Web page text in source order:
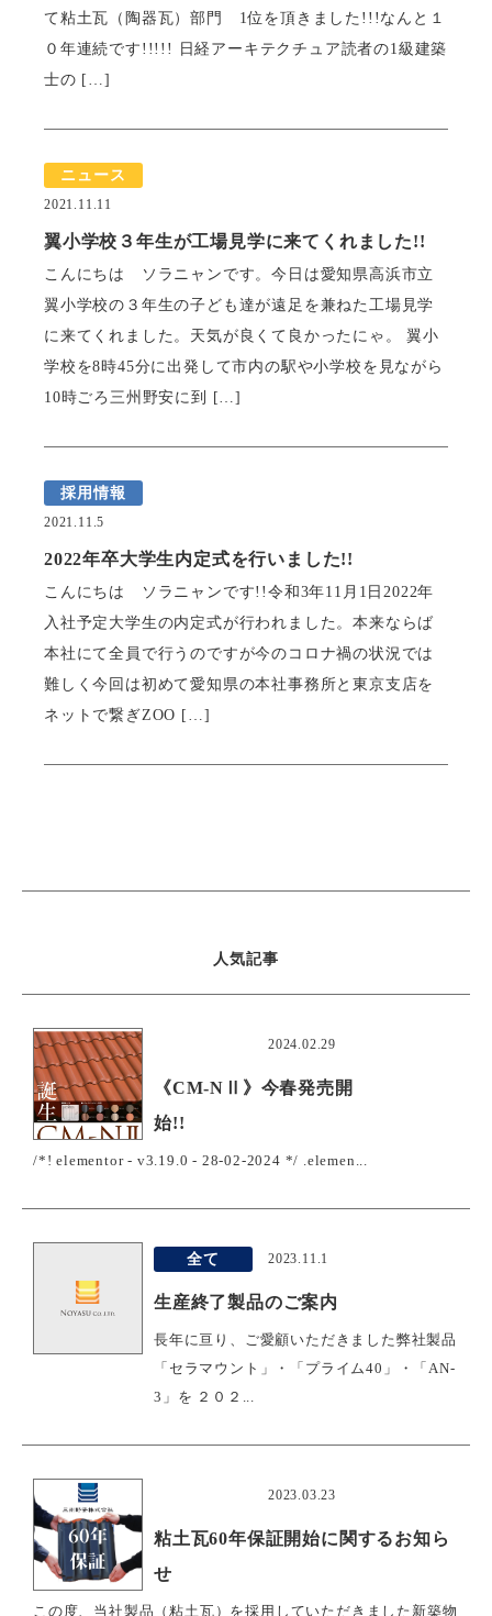
て粘土瓦（陶器瓦）部門 1位を頂きました!!!なんと１
０年連続です!!!!! 日経アーキテクチュア読者の1級建築
士の […]
ニュース
2021.11.11
翼小学校３年生が工場見学に来てくれました!!
こんにちは ソラニャンです。今日は愛知県高浜市立
翼小学校の３年生の子ども達が遠足を兼ねた工場見学
に来てくれました。天気が良くて良かったにゃ。 翼小
学校を8時45分に出発して市内の駅や小学校を見ながら
10時ごろ三州野安に到 […]
採用情報
2021.11.5
2022年卒大学生内定式を行いました!!
こんにちは ソラニャンです!!令和3年11月1日2022年
入社予定大学生の内定式が行われました。本来ならば
本社にて全員で行うのですが今のコロナ禍の状況では
難しく今回は初めて愛知県の本社事務所と東京支店を
ネットで繋ぎZOO […]
人気記事
2024.02.29
《CM-NⅡ》今春発売開
始!!
/*! elementor - v3.19.0 - 28-02-2024 */ .elemen...
全て 2023.11.1
生産終了製品のご案内
長年に亘り、ご愛顧いただきました弊社製品
「セラマウント」・「プライム40」・「AN-
3」を ２０２...
2023.03.23
粘土瓦60年保証開始に関するお知ら
せ
この度、当社製品（粘土瓦）を採用していただきました新築物